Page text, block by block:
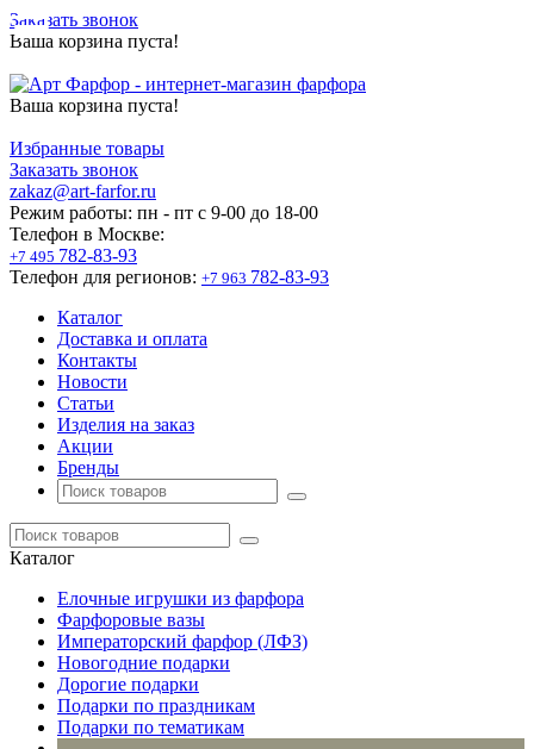
Заказать звонок
Ваша корзина пуста!
Ваша корзина пуста!
Избранные товары
Заказать звонок
zakaz@art-farfor.ru
Режим работы: пн - пт c 9-00 до 18-00
Телефон в Москве:
+7 495 782-83-93
Телефон для регионов: +7 963 782-83-93
Каталог
Доставка и оплата
Контакты
Новости
Статьи
Изделия на заказ
Акции
Бренды
Каталог
Елочные игрушки из фарфора
Фарфоровые вазы
Императорский фарфор (ЛФЗ)
Новогодние подарки
Дорогие подарки
Подарки по праздникам
Подарки по тематикам